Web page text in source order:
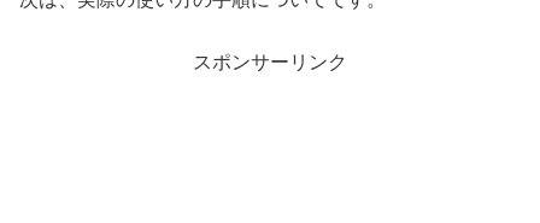
スポンサーリンク